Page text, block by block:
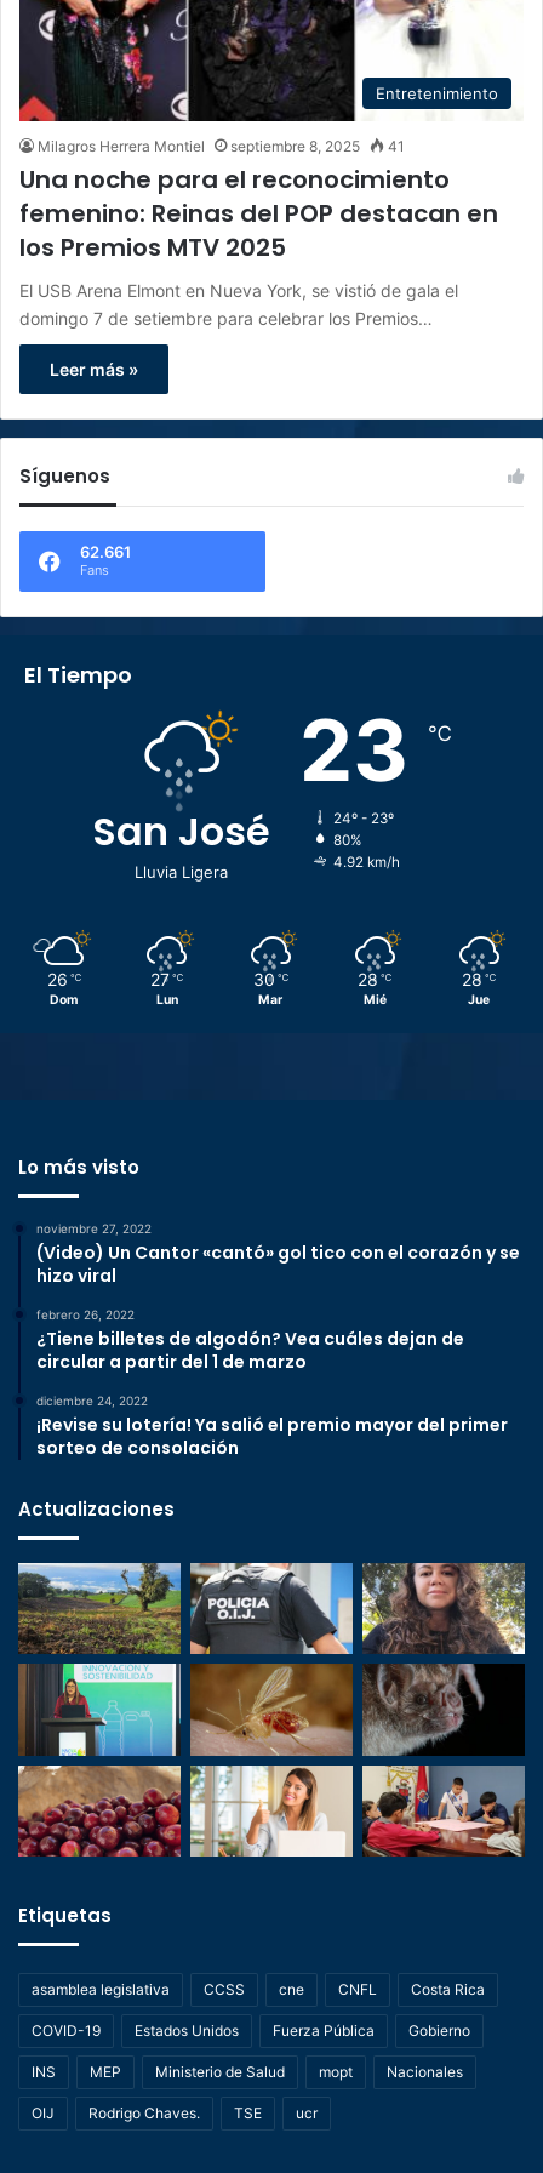
Entretenimiento
Milagros Herrera Montiel septiembre 8, 2025 41
Una noche para el reconocimiento
femenino: Reinas del POP destacan en
los Premios MTV 2025
El USB Arena Elmont en Nueva York, se vistió de gala el
domingo 7 de setiembre para celebrar los Premios…
Leer más »
Síguenos
62.661
Fans
El Tiempo
San José
Lluvia Ligera
23 ℃
24º - 23º
80%
4.92 km/h
26 ℃
Dom
27 ℃
Lun
30 ℃
Mar
28 ℃
Mié
28 ℃
Jue
Lo más visto
noviembre 27, 2022
(Video) Un Cantor «cantó» gol tico con el corazón y se
hizo viral
febrero 26, 2022
¿Tiene billetes de algodón? Vea cuáles dejan de
circular a partir del 1 de marzo
diciembre 24, 2022
¡Revise su lotería! Ya salió el premio mayor del primer
sorteo de consolación
Actualizaciones
Etiquetas
asamblea legislativa CCSS cne CNFL Costa Rica
COVID-19 Estados Unidos Fuerza Pública Gobierno
INS MEP Ministerio de Salud mopt Nacionales
OIJ Rodrigo Chaves. TSE ucr